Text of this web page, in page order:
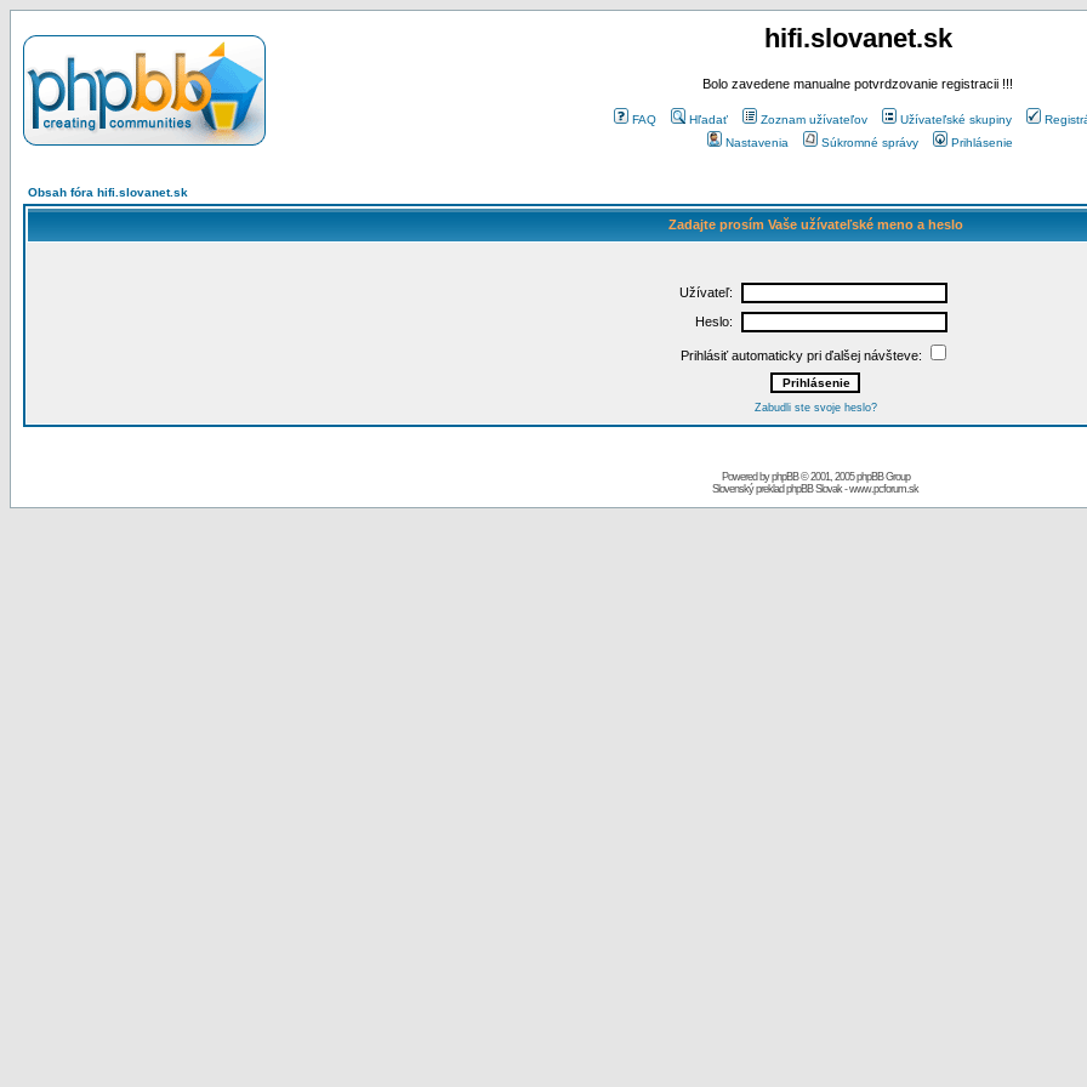
hifi.slovanet.sk
Bolo zavedene manualne potvrdzovanie registracii !!!
FAQ Hľadať Zoznam užívateľov Užívateľské skupiny
Nastavenia
Súkromné správy Prihlásenie
Obsah fóra hifi.slovanet.sk
Zadajte prosím Vaše užívateľské meno a heslo
Užívateľ:
Heslo:
Prihlásiť automaticky pri ďalšej návšteve:
Zabudli ste svoje heslo?
Powered byphpBB© 2001, 2005 phpBB Group
Slovenský preklad phpBB Slovak-www.pcforum.sk